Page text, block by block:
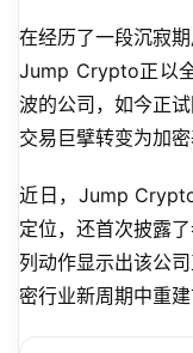
在经历了一段沉寂
Jump Crypto正以
波的公司，如今正
交易巨擘转变为加
近日，Jump
定位，还首次披露
列动作显示出该公
密行业新周期中重建